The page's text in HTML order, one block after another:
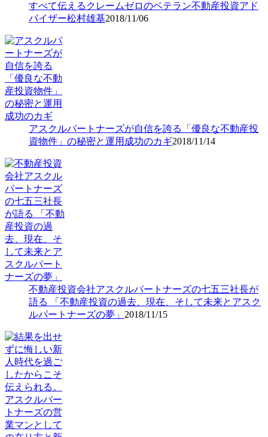
すべて伝えるクレームゼロのベテラン不動産投資アド
バイザー松村雄基2018/11/06
アスクルパートナーズが自信を誇る「優良な不動産投
資物件」の秘密と運用成功のカギ2018/11/14
不動産投資会社アスクルパートナーズの七五三社長が
語る 「不動産投資の過去、現在、そして未来とアスク
ルパートナーズの夢」 2018/11/15